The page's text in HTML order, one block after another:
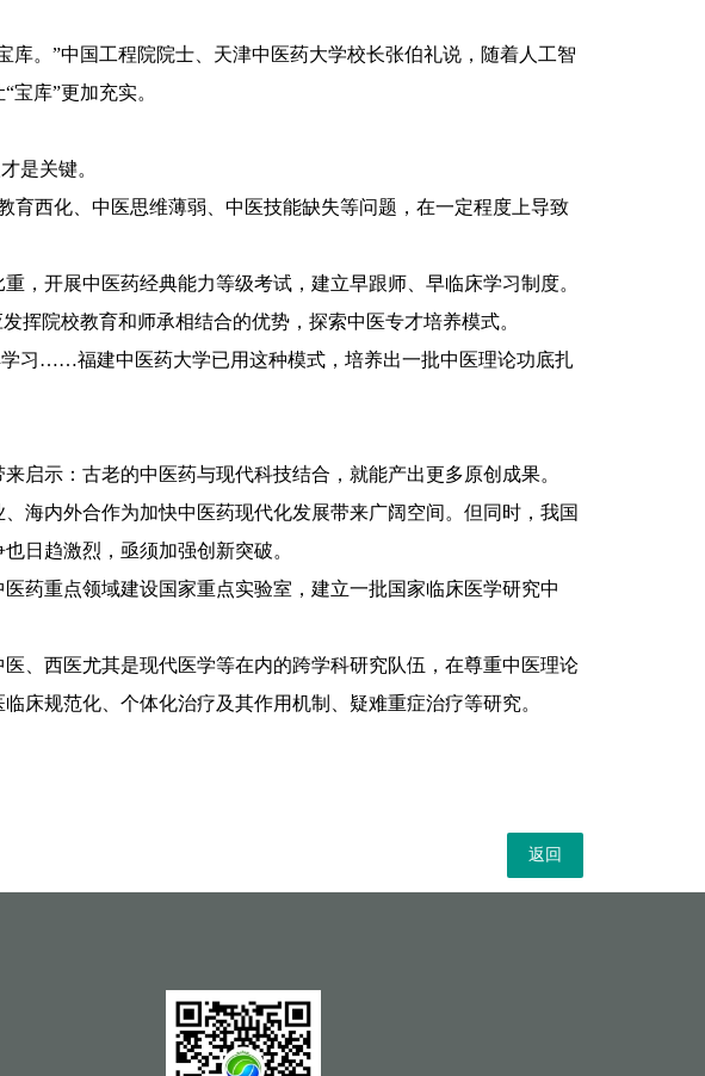
。”中国工程院院士、天津中医药大学校长张伯礼说，随着人工智
库”更加充实。
是关键。
西化、中医思维薄弱、中医技能缺失等问题，在一定程度上导致
开展中医药经典能力等级考试，建立早跟师、早临床学习制度。
院校教育和师承相结合的优势，探索中医专才培养模式。
习……福建中医药大学已用这种模式，培养出一批中医理论功底扎
示：古老的中医药与现代科技结合，就能产出更多原创成果。
内外合作为加快中医药现代化发展带来广阔空间。但同时，我国
日趋激烈，亟须加强创新突破。
重点领域建设国家重点实验室，建立一批国家临床医学研究中
西医尤其是现代医学等在内的跨学科研究队伍，在尊重中医理论
床规范化、个体化治疗及其作用机制、疑难重症治疗等研究。
返回